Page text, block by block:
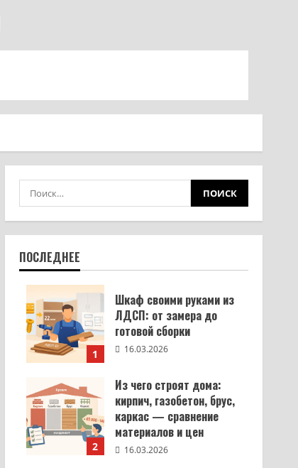
ПОСЛЕДНЕЕ
1
Шкаф своими руками из
ЛДСП: от замера до
готовой сборки
16.03.2026
2
Из чего строят дома:
кирпич, газобетон, брус,
каркас — сравнение
материалов и цен
16.03.2026